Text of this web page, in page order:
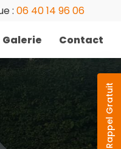
: 06 40 14 96 06
Rappel Gratuit
Galerie Contact